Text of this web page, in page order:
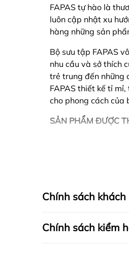
FAPAS tự hào là
luôn cập nhật xu
hàng những sản
Bộ sưu tập FAPAS
nhu cầu và sở thích
trẻ trung đến những
FAPAS thiết kế tỉ
cho phong cách của
SẢN PHẨM ĐƯỢC
Chính sách
Chính sách kiểm